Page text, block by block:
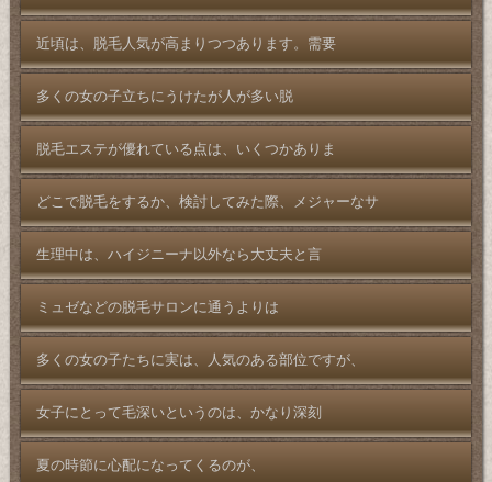
近頃は、脱毛人気が高まりつつあります。需要
多くの女の子立ちにうけたが人が多い脱
脱毛エステが優れている点は、いくつかありま
どこで脱毛をするか、検討してみた際、メジャーなサ
生理中は、ハイジニーナ以外なら大丈夫と言
ミュゼなどの脱毛サロンに通うよりは
多くの女の子たちに実は、人気のある部位ですが、
女子にとって毛深いというのは、かなり深刻
夏の時節に心配になってくるのが、